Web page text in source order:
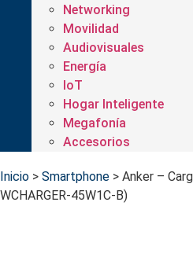
Networking
Movilidad
Audiovisuales
Energía
IoT
Hogar Inteligente
Megafonía
Accesorios
Inicio > Smartphone > Anker –
WCHARGER-45W1C-B)